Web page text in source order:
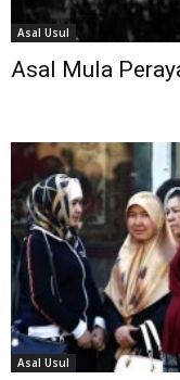
Asal Usul
Asal Mula
Asal Usul